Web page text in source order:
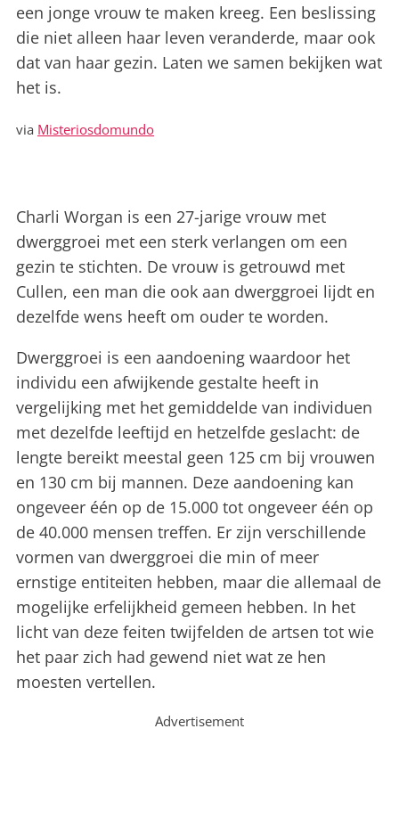
een jonge vrouw te maken kreeg. Een beslissing
die niet alleen haar leven veranderde, maar ook
dat van haar gezin. Laten we samen bekijken wat
het is.
via Misteriosdomundo
Charli Worgan is een 27-jarige vrouw met
dwerggroei met een sterk verlangen om een ​​
gezin te stichten. De vrouw is getrouwd met
Cullen, een man die ook aan dwerggroei lijdt en
dezelfde wens heeft om ouder te worden.
Dwerggroei is een aandoening waardoor het
individu een afwijkende gestalte heeft in
vergelijking met het gemiddelde van individuen
met dezelfde leeftijd en hetzelfde geslacht: de
lengte bereikt meestal geen 125 cm bij vrouwen
en 130 cm bij mannen. Deze aandoening kan
ongeveer één op de 15.000 tot ongeveer één op
de 40.000 mensen treffen. Er zijn verschillende
vormen van dwerggroei die min of meer
ernstige entiteiten hebben, maar die allemaal de
mogelijke erfelijkheid gemeen hebben. In het
licht van deze feiten twijfelden de artsen tot wie
het paar zich had gewend niet wat ze hen
moesten vertellen.
Advertisement